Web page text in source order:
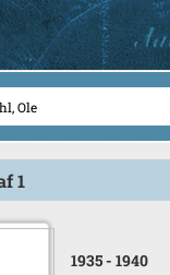
1
1935 - 1940